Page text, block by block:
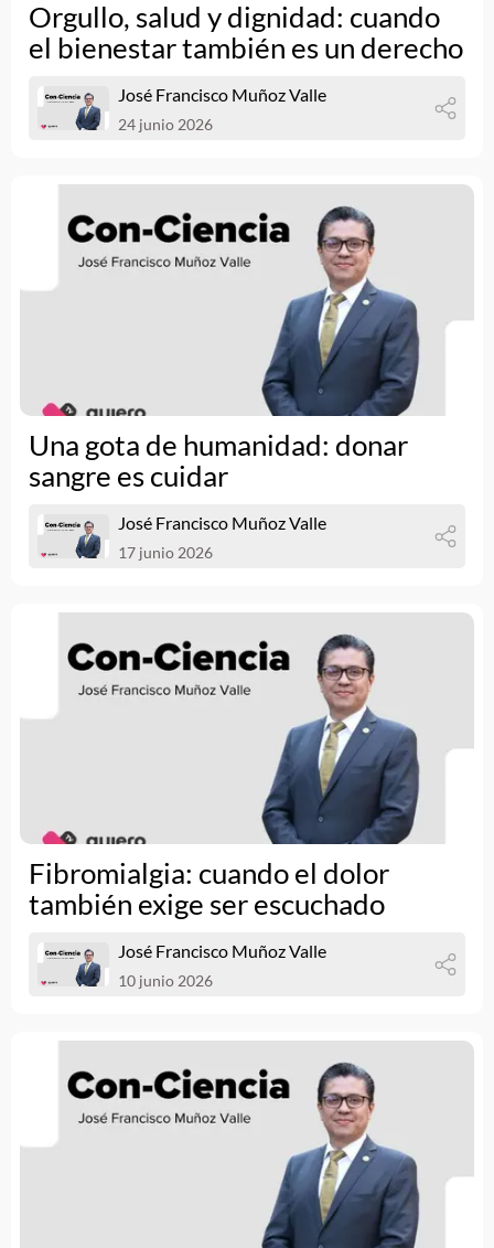
Orgullo, salud y dignidad: cuando
el bienestar también es un derecho
José Francisco Muñoz Valle
24 junio 2026
Una gota de humanidad: donar
sangre es cuidar
José Francisco Muñoz Valle
17 junio 2026
Fibromialgia: cuando el dolor
también exige ser escuchado
José Francisco Muñoz Valle
10 junio 2026